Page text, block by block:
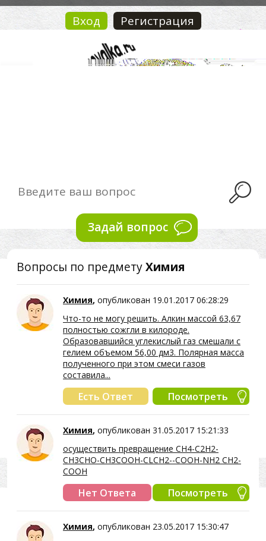
Вход Регистрация
Задай вопрос
Вопросы по предметуХимия
Химия, опубликован 19.01.2017 06:28:29
Что-то не могу решить. Алкин массой 63,67
полностью сожгли в килороде.
Образовавшийся углекислый газ смешали с
гелием объемом 56,00 дм3. Полярная масса
полученного при этом смеси газов
составила...
Есть Ответ Посмотреть
Химия, опубликован 31.05.2017 15:21:33
осуществить превращение CH4-C2H2-
CH3CHO-CH3COOH-CLCH2--COOH-NH2 CH2-
COOH
Нет Ответа Посмотреть
Химия, опубликован 23.05.2017 15:30:47